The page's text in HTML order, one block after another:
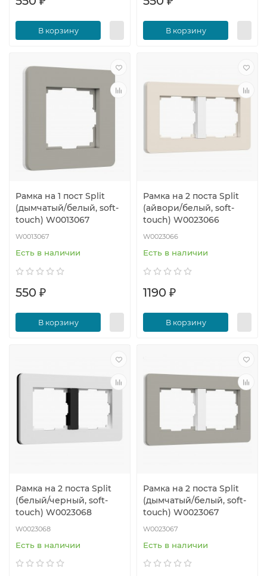
В корзину В корзину
Рамка на 1 пост Split
(дымчатый/белый, soft-
touch) W0013067
W0013067
Есть в наличии
550 ₽
В корзину
Рамка на 2 поста Split
(айвори/белый, soft-
touch) W0023066
W0023066
Есть в наличии
1190 ₽
В корзину
Рамка на 2 поста Split
(белый/черный, soft-
touch) W0023068
W0023068
Есть в наличии
Рамка на 2 поста Split
(дымчатый/белый, soft-
touch) W0023067
W0023067
Есть в наличии